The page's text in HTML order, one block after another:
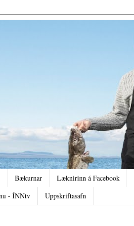
Bækurnar Læknirinn á Facebook
- ÍNNtv Uppskriftasafn